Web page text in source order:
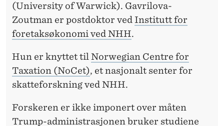
(University of Warwick). Gavrilova-
Zoutman er postdoktor ved Institutt for
foretaksøkonomi ved NHH.
Hun er knyttet tilNorwegian Centre for
Taxation (NoCet), et nasjonalt senter for
skatteforskning ved NHH.
Forskeren er ikke imponert over måten
Trump-administrasjonen bruker studiene